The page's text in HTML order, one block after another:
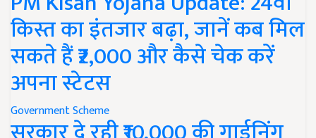
किस्त का इंतजार बढ़ा, जानें कब मिल
सकते हैं ₹2,000 और कैसे चेक करें
अपना स्टेटस
Government Scheme